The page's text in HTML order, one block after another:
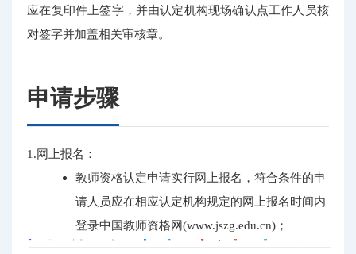
应在复印件上签字，并由认定机构现场确认点工作人员核
对签字并加盖相关审核章。
申请步骤
1.网上报名：
教师资格认定申请实行网上报名，符合条件的申
请人员应在相应认定机构规定的网上报名时间内
登录中国教师资格网(www.jszg.edu.cn)；